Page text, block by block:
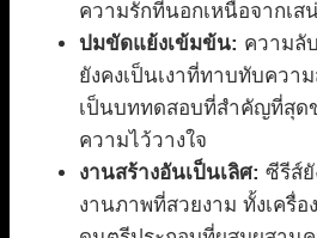
ความรักที่นอกเหนือจากเส
ปมขัดแย้งเข้มข้น: ความลั
ยังคงเป็นเงาที่ทาบทับควา
เป็นบททดสอบที่สำคัญที่สุด
ความไว้วางใจ
งานสร้างอันเป็นเลิศ: ซีรีส์
งานภาพที่สวยงาม ทั้งเครื่